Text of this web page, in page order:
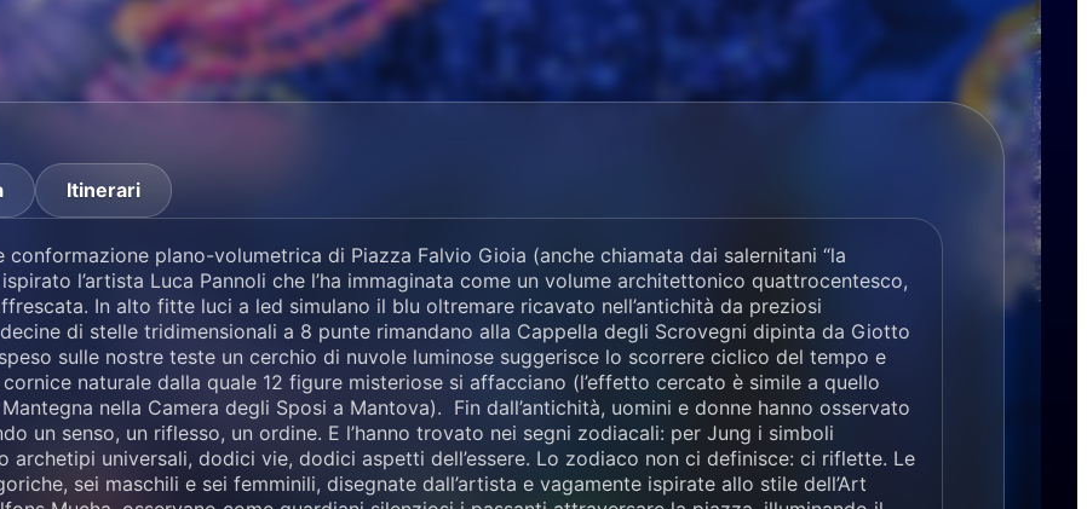
Itinerari
conformazione plano-volumetrica di Piazza Falvio Gioia (anche chiamata dai salernitani “la
l’artista Luca Pannoli che l’ha immaginata come un volume architettonico quattrocentesco,
In alto fitte luci a led simulano il blu oltremare ricavato nell’antichità da preziosi
di stelle tridimensionali a 8 punte rimandano alla Cappella degli Scrovegni dipinta da Giotto
sulle nostre teste un cerchio di nuvole luminose suggerisce lo scorrere ciclico del tempo e
naturale dalla quale 12 figure misteriose si affacciano (l’effetto cercato è simile a quello
nella Camera degli Sposi a Mantova). Fin dall’antichità, uomini e donne hanno osservato
un senso, un riflesso, un ordine. E l’hanno trovato nei segni zodiacali: per Jung i simboli
archetipi universali, dodici vie, dodici aspetti dell’essere. Lo zodiaco non ci definisce: ci riflette. Le
sei maschili e sei femminili, disegnate dall’artista e vagamente ispirate allo stile dell’Art